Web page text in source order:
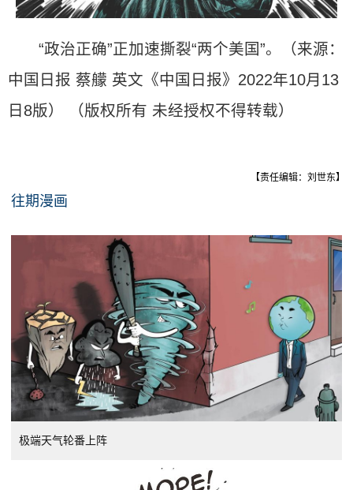
“政治正确”正加速撕裂“两个美国”。（来源：
中国日报 蔡艨 英文《中国日报》2022年10月13
日8版） （版权所有 未经授权不得转载）
【责任编辑：刘世东】
往期漫画
极端天气轮番上阵